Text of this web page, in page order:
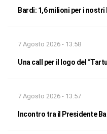
Bardi: 1,6 milioni per i
7 Agosto 2026 - 13:58
Una call per il logo del
7 Agosto 2026 - 13:57
Incontro tra il Presidente